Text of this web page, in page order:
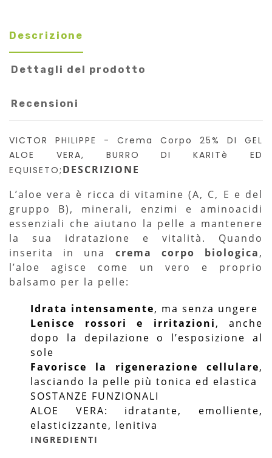
Descrizione
Dettagli del prodotto
Recensioni
VICTOR PHILIPPE - Crema Corpo 25% DI GEL
ALOE VERA, BURRO DI KARITè ED
EQUISETO; DESCRIZIONE
L’aloe vera è ricca di vitamine (A, C, E e del
gruppo B), minerali, enzimi e aminoacidi
essenziali che aiutano la pelle a mantenere
la sua idratazione e vitalità. Quando
inserita in una crema corpo biologica,
l’aloe agisce come un vero e proprio
balsamo per la pelle:
Idrata intensamente, ma senza ungere
Lenisce rossori e irritazioni, anche
dopo la depilazione o l’esposizione al
sole
Favorisce la rigenerazione cellulare,
lasciando la pelle più tonica ed elastica
SOSTANZE FUNZIONALI
ALOE VERA: idratante, emolliente,
elasticizzante, lenitiva
INGREDIENTI